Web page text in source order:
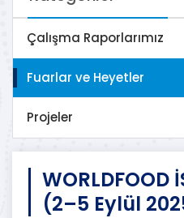
Çalışma Raporlarımız
Fuarlar ve Heyetler
Projeler
WORLDFOOD
(2–5 Eylül